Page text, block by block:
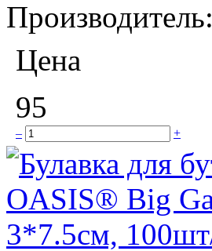
Производитель:
Цена
95
– +